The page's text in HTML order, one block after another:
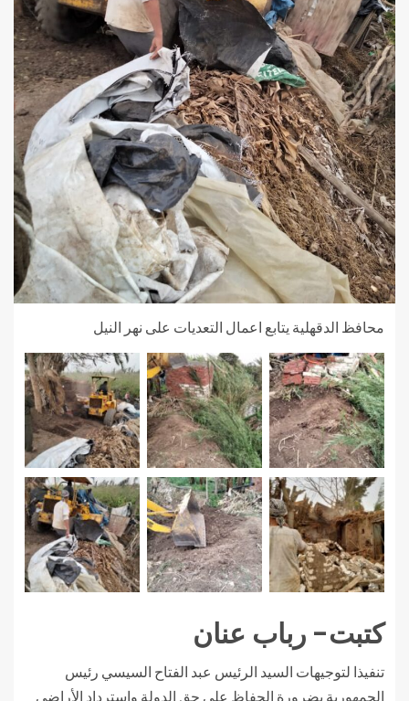
محافظ الدقهلية يتابع اعمال التعديات على نهر النيل
كتبت- رباب عنان
تنفيذا لتوجيهات السيد الرئيس عبد الفتاح السيسي رئيس
الجمهورية بضرورة الحفاظ على حق الدولة وإسترداد الأراضى